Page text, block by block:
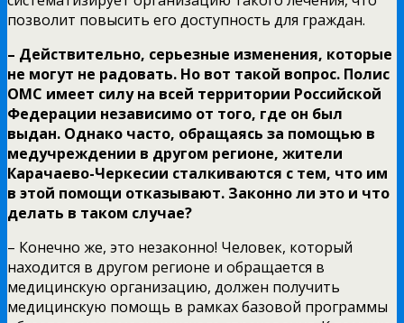
позволит повысить его доступность для граждан.
– Действительно, серьезные изменения, которые
не могут не радовать. Но вот такой вопрос. Полис
ОМС имеет силу на всей территории Российской
Федерации независимо от того, где он был
выдан. Однако часто, обращаясь за помощью в
медучреждении в другом регионе, жители
Карачаево-Черкесии сталкиваются с тем, что им
в этой помощи отказывают. Законно ли это и что
делать в таком случае?
– Конечно же, это незаконно! Человек, который
находится в другом регионе и обращается в
медицинскую организацию, должен получить
медицинскую помощь в рамках базовой программы